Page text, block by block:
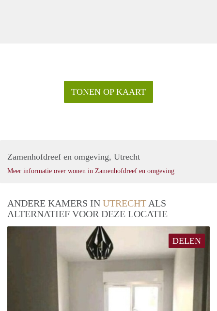
TONEN OP KAART
Zamenhofdreef en omgeving, Utrecht
Meer informatie over wonen in Zamenhofdreef en omgeving
ANDERE KAMERS IN UTRECHT ALS
ALTERNATIEF VOOR DEZE LOCATIE
DELEN